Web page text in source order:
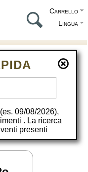
Carrello
Lingua
09/08/2026),
. La ricerca
presenti